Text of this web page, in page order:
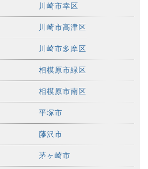
川崎市幸区
川崎市高津区
川崎市多摩区
相模原市緑区
相模原市南区
平塚市
藤沢市
茅ヶ崎市